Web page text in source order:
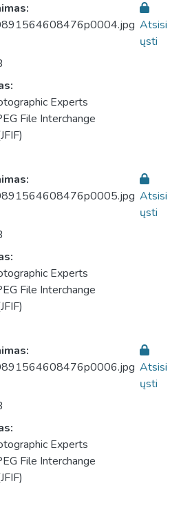
Experts
File Interchange
Atsisi
ųsti
Experts
File Interchange
Atsisi
ųsti
Experts
File Interchange
Atsisi
ųsti